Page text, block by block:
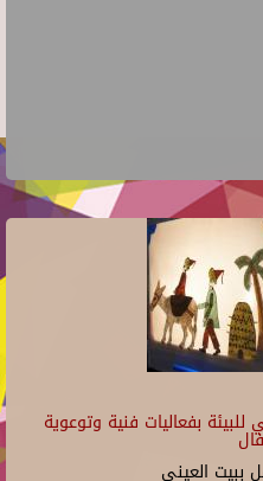
بفعاليات فنية وتوعوية
ببيت العينى